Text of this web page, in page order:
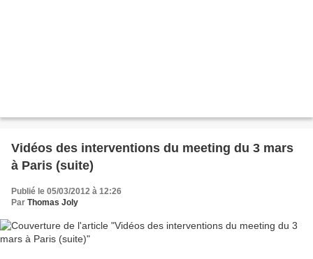
Vidéos des interventions du meeting du 3 mars
à Paris (suite)
Publié le 05/03/2012 à 12:26
Par Thomas Joly